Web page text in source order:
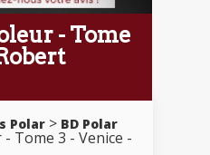
- Tome
Polar BD Polar
Tome 3 - Venice -